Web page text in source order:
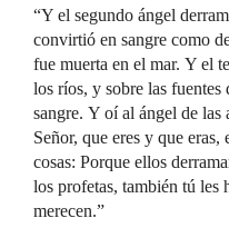
“Y el segundo ángel
convirtió en sangre como
fue muerta en el mar. Y el
los ríos, y sobre las fuentes
sangre. Y oí al ángel de las
Señor, que eres y que
cosas: Porque ellos
los profetas, también tú les
merecen.”